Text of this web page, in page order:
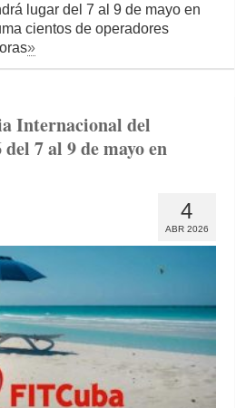
lugar del 7 al 9 de mayo en
cientos de operadores
»
Internacional del
7 al 9 de mayo en
4
ABR 2026